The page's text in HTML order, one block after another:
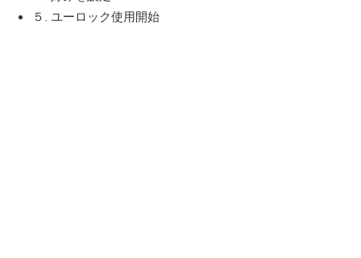
５. ユーロック使用開始